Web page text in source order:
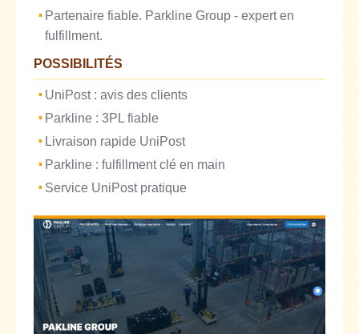
Partenaire fiable. Parkline Group - expert en
fulfillment.
POSSIBILITÉS
UniPost : avis des clients
Parkline : 3PL fiable
Livraison rapide UniPost
Parkline : fulfillment clé en main
Service UniPost pratique